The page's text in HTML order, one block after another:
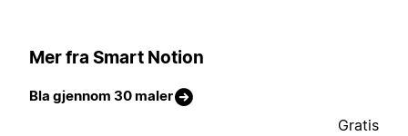
Mer fra Smart Notion
Bla gjennom 30 maler
Gratis